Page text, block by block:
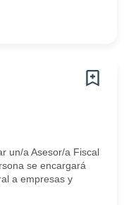
un/a Asesor/a Fiscal
se encargará
a empresas y